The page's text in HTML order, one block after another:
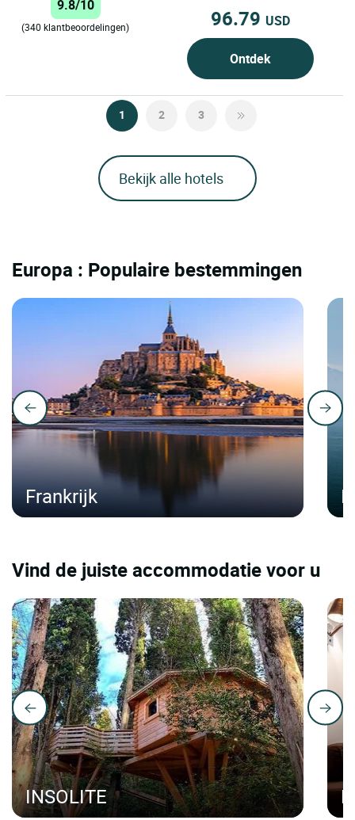
9.8/10
(340 klantbeoordelingen) 96.79 USD
Ontdek
1 2 3
Bekijk alle hotels
Europa : Populaire bestemmingen
Frankrijk
Vind de juiste accommodatie voor u
INSOLITE